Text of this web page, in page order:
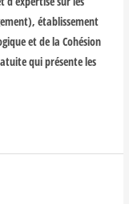
établissement
et de la Cohésion
qui présente les